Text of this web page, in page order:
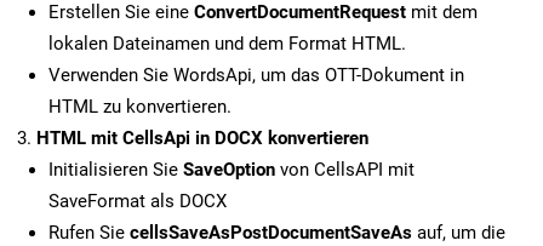
Erstellen Sie eine ConvertDocumentRequest mit dem
lokalen Dateinamen und dem Format HTML.
Verwenden Sie WordsApi, um das OTT-Dokument in
HTML zu konvertieren.
HTML mit CellsApi in DOCX konvertieren
Initialisieren Sie SaveOption von CellsAPI mit
SaveFormat als DOCX
Rufen Sie cellsSaveAsPostDocumentSaveAs auf, um die